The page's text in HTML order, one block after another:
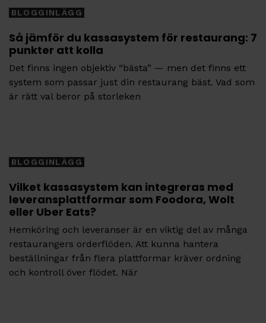
BLOGGINLÄGG
Så jämför du kassasystem för restaurang: 7
punkter att kolla
Det finns ingen objektiv “bästa” — men det finns ett
system som passar just din restaurang bäst. Vad som
är rätt val beror på storleken
BLOGGINLÄGG
Vilket kassasystem kan integreras med
leveransplattformar som Foodora, Wolt
eller Uber Eats?
Hemköring och leveranser är en viktig del av många
restaurangers orderflöden. Att kunna hantera
beställningar från flera plattformar kräver ordning
och kontroll över flödet. När